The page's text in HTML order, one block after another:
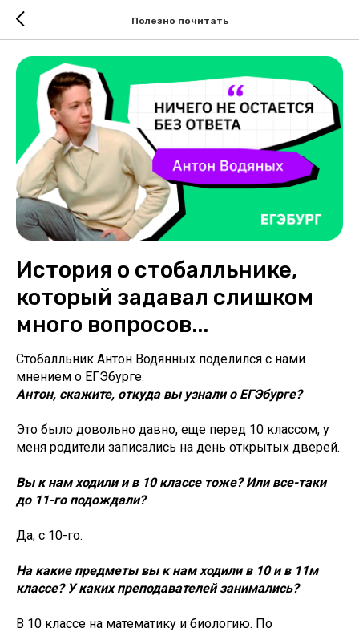
Полезно почитать
История о стобалльнике,
который задавал слишком
много вопросов...
Стобалльник Антон Водянных поделился с нами
мнением о ЕГЭбурге.
Антон, скажите, откуда вы узнали о ЕГЭбурге?
Это было довольно давно, еще перед 10 классом, у
меня родители записались на день открытых дверей.
Вы к нам ходили и в 10 классе тоже? Или все-таки
до 11-го подождали?
Да, с 10-го.
На какие предметы вы к нам ходили в 10 и в 11м
классе? У каких преподавателей занимались?
В 10 классе на математику и биологию. По